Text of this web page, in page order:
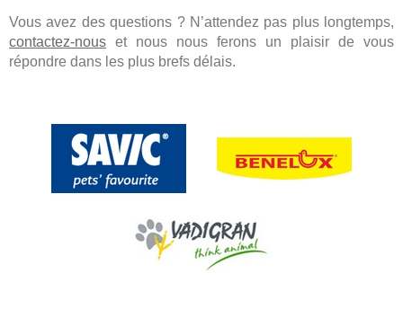
Vous avez des questions ? N’attendez pas plus longtemps,
contactez-nous et nous nous ferons un plaisir de vous
répondre dans les plus brefs délais.